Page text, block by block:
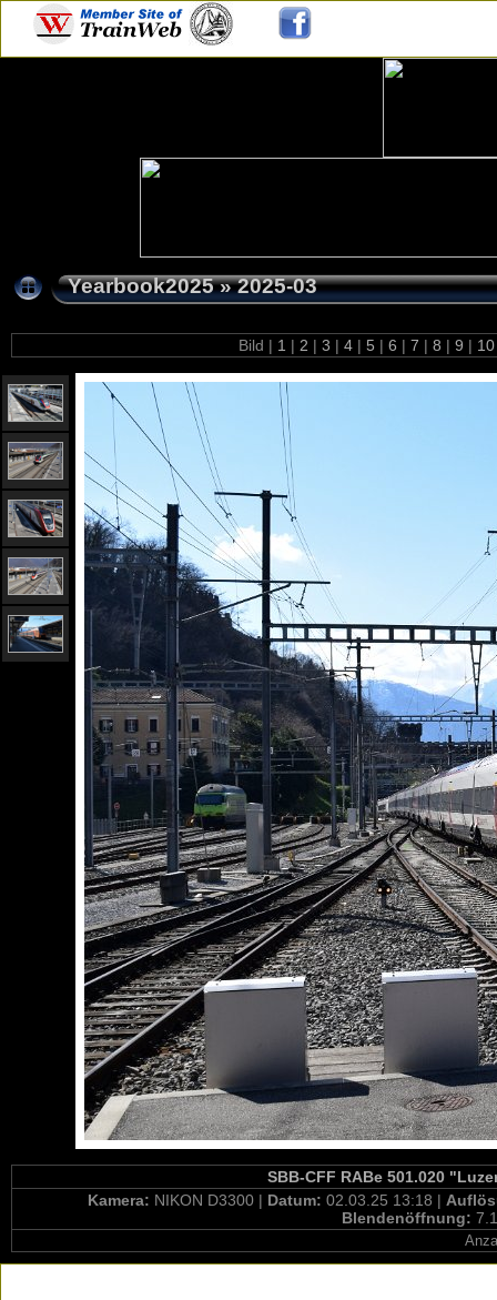
Yearbook2025»2025-03
Bild | 1 | 2 | 3 | 4 | 5 | 6 | 7 | 8 | 9 |
SBB-CFF RABe 501.020
Kamera: NIKON D3300 | Datum: 02.03.25 13:18 |
Blendenöffnung: